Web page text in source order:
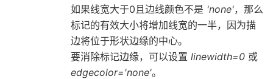
如果线宽大于0且边线颜色不是 'none'，那么
标记的有效大小将增加线宽的一半，因为描
边将位于形状边缘的中心。
要消除标记边缘，可以设置 linewidth=0或
edgecolor='none'。